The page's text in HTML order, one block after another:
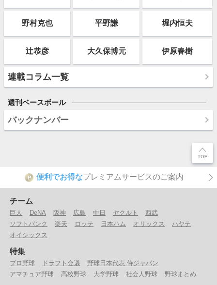
野村克也 平野謙 堀内恒夫
辻恭彦 大久保博元 伊原春樹
連載コラム一覧
週刊ベースボール
バックナンバー
P 便利でお得なプレミアムサービスのご案内
チーム
巨人 DeNA 阪神 広島 中日 ヤクルト
西武
ソフトバンク
楽天 ロッテ 日本ハム オリックス
ハヤテ
オイシックス
特集
プロ野球 ドラフト会議
野球日本代表 侍ジャパン
アマチュア野球
高校野球 大学野球 社会人野球 野球まとめ